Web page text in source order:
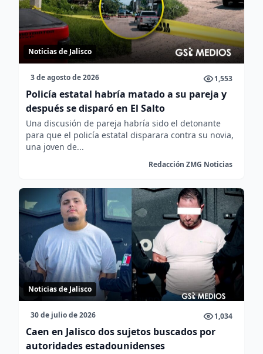
Noticias de Jalisco
3 de agosto de 2026 1,553
Policía estatal habría matado a su pareja y
después se disparó en El Salto
Una discusión de pareja habría sido el detonante
para que el policía estatal disparara contra su novia,
una joven de...
Redacción ZMG Noticias
Noticias de Jalisco
30 de julio de 2026 1,034
Caen en Jalisco dos sujetos buscados por
autoridades estadounidenses